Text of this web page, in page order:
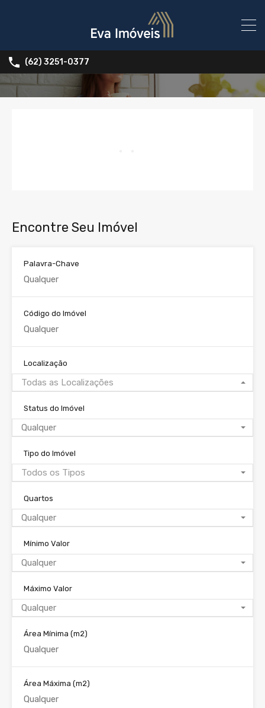
(62) 3251-0377
Encontre Seu Imóvel
Palavra-Chave
Código do Imóvel
Localização
Todas as Localizações
Status do Imóvel
Qualquer
Tipo do Imóvel
Todos os Tipos
Quartos
Qualquer
Mínimo Valor
Qualquer
Máximo Valor
Qualquer
Área Mínima (m2)
Área Máxima (m2)